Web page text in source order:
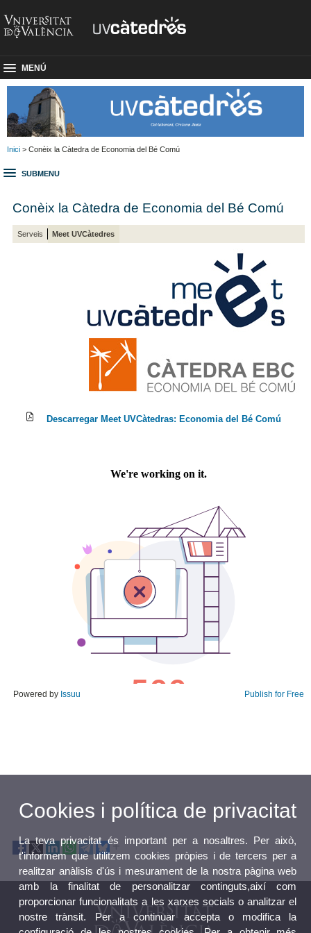
MENÚ
Inici > Conèix la Càtedra de Economia del Bé Comú
SUBMENU
Conèix la Càtedra de Economia del Bé Comú
Serveis Meet UVCàtedres
​Descarregar Meet UVCàtedras: Economia del Bé Comú
Powered by Issuu Publish for Free
Cookies i política de privacitat
La teva privacitat és important per a nosaltres. Per això,
t'informem que utilitzem cookies pròpies i de tercers per a
realitzar anàlisis d'ús i mesurament de la nostra pàgina web
amb la finalitat de personalitzar continguts,així com
proporcionar funcionalitats a les xarxes socials o analitzar el
nostre trànsit. Per a continuar accepta o modifica la